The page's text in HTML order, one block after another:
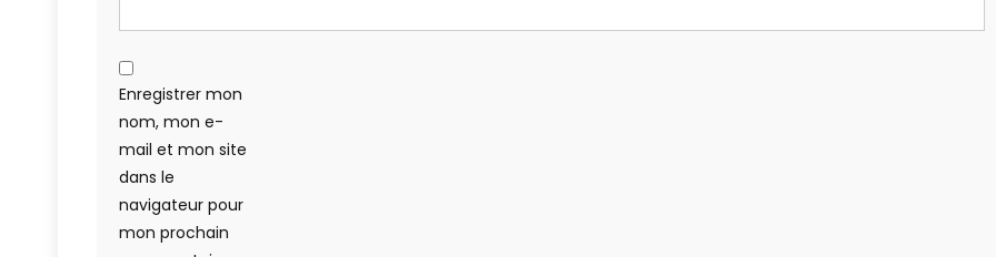
Enregistrer mon
nom, mon e-
mail et mon site
dans le
navigateur pour
mon prochain